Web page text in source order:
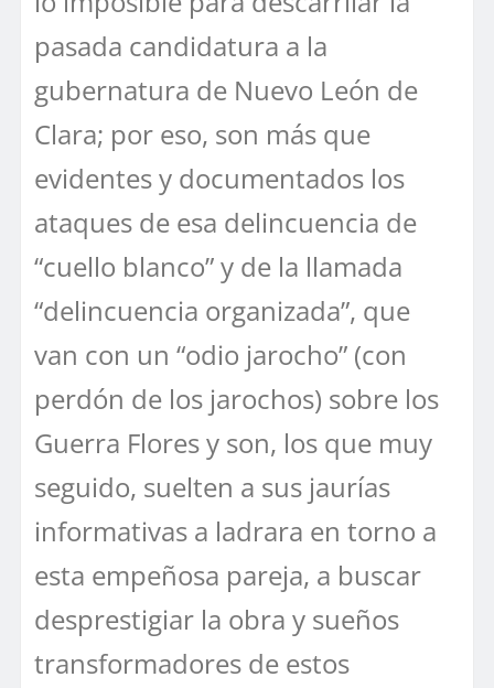
pasada candidatura a la
gubernatura de Nuevo León de
Clara; por eso, son más que
evidentes y documentados los
ataques de esa delincuencia de
“cuello blanco” y de la llamada
“delincuencia organizada”, que
van con un “odio jarocho” (con
perdón de los jarochos) sobre los
Guerra Flores y son, los que muy
seguido, suelten a sus jaurías
informativas a ladrara en torno a
esta empeñosa pareja, a buscar
desprestigiar la obra y sueños
transformadores de estos